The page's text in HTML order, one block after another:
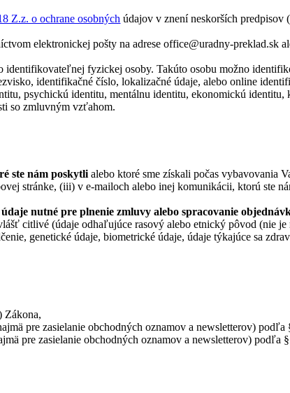
Z.z. o ochrane osobných údajov v znení neskorších predpisov
elektronickej pošty na adrese office@uradny-preklad.sk
fyzickej osoby. Takúto osobu možno
identifikačné číslo, lokalizačné údaje, alebo online
psychickú identitu, mentálnu identitu, ekonomickú identitu,
so zmluvným vzťahom.
ste nám poskytli alebo ktoré sme získali počas vybavovania
stránke, (iii) v e-mailoch alebo inej komunikácii, ktorú ste
údaje nutné pre plnenie zmluvy alebo spracovanie
citlivé (údaje odhaľujúce rasový alebo etnický pôvod (nie
genetické údaje, biometrické údaje, údaje týkajúce sa
Zákona,
pre zasielanie obchodných oznamov a newsletterov) podľa
pre zasielanie obchodných oznamov a newsletterov)